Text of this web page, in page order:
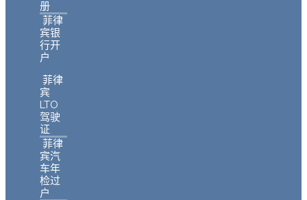
册
菲律
宾银
行开
户
菲律
宾
LTO
驾驶
证
菲律
宾汽
车年
检过
户